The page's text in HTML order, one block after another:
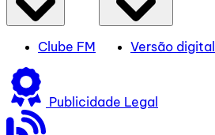
Clube FM Versão digital
Publicidade Legal